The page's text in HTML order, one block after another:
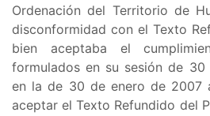
Ordenación del Territorio de
disconformidad con el Texto
bien aceptaba el
formulados en su sesión de
en la de 30 de enero de 2007
aceptar el Texto Refundido del